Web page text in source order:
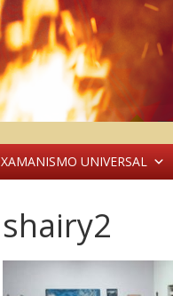
XAMANISMO UNIVERSAL
shairy2